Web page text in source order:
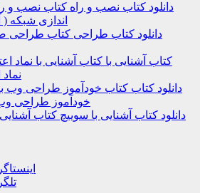
دانلود کتاب نصب و راه
اندازی شبکه
دانلود کتاب طراحی
کتاب آشنایی با
دانلود کتاب
خودآموز طراحی
دانلود کتاب آشنایی با سوییچ